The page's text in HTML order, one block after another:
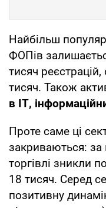
Найбільш
ФОПів
тисяч
тисяч. Також
в ІТ,
Проте саме ці
закриваються: за
торгівлі зникли
18 тисяч. Серед
позитивну